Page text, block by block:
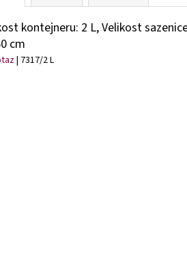
kontejneru: 2 L, Velikost
cm
| 7317/2 L